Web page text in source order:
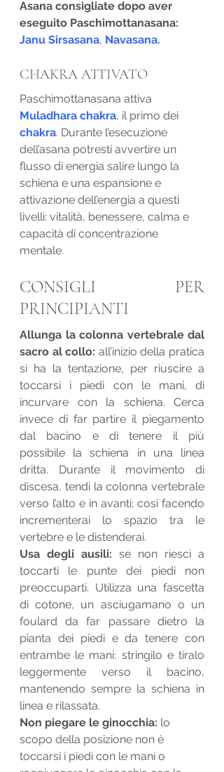
Asana consigliate dopo aver
eseguito Paschimottanasana:
Janu Sirsasana, Navasana.
CHAKRA ATTIVATO
Paschimottanasana attiva
Muladhara chakra, il primo dei
chakra. Durante l’esecuzione
dell’asana potresti avvertire un
flusso di energia salire lungo la
schiena e una espansione e
attivazione dell’energia a questi
livelli: vitalità, benessere, calma e
capacità di concentrazione
mentale.
CONSIGLI PER
PRINCIPIANTI
Allunga la colonna vertebrale dal
sacro al collo: all’inizio della pratica
si ha la tentazione, per riuscire a
toccarsi i piedi con le mani, di
incurvare con la schiena. Cerca
invece di far partire il piegamento
dal bacino e di tenere il più
possibile la schiena in una linea
dritta. Durante il movimento di
discesa, tendi la colonna vertebrale
verso l’alto e in avanti; così facendo
incrementerai lo spazio tra le
vertebre e le distenderai.
Usa degli ausili: se non riesci a
toccarti le punte dei piedi non
preoccuparti. Utilizza una fascetta
di cotone, un asciugamano o un
foulard da far passare dietro la
pianta dei piedi e da tenere con
entrambe le mani: stringilo e tiralo
leggermente verso il bacino,
mantenendo sempre la schiena in
linea e rilassata.
Non piegare le ginocchia: lo
scopo della posizione non è
toccarsi i piedi con le mani o